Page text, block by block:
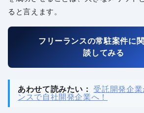
ると言えます。
フリーランスの常駐案件に
談してみる
あわせて読みたい：
受託開発企
ンスで自社開発企業へ！